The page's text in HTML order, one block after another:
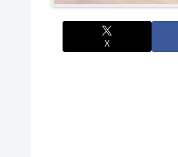
X